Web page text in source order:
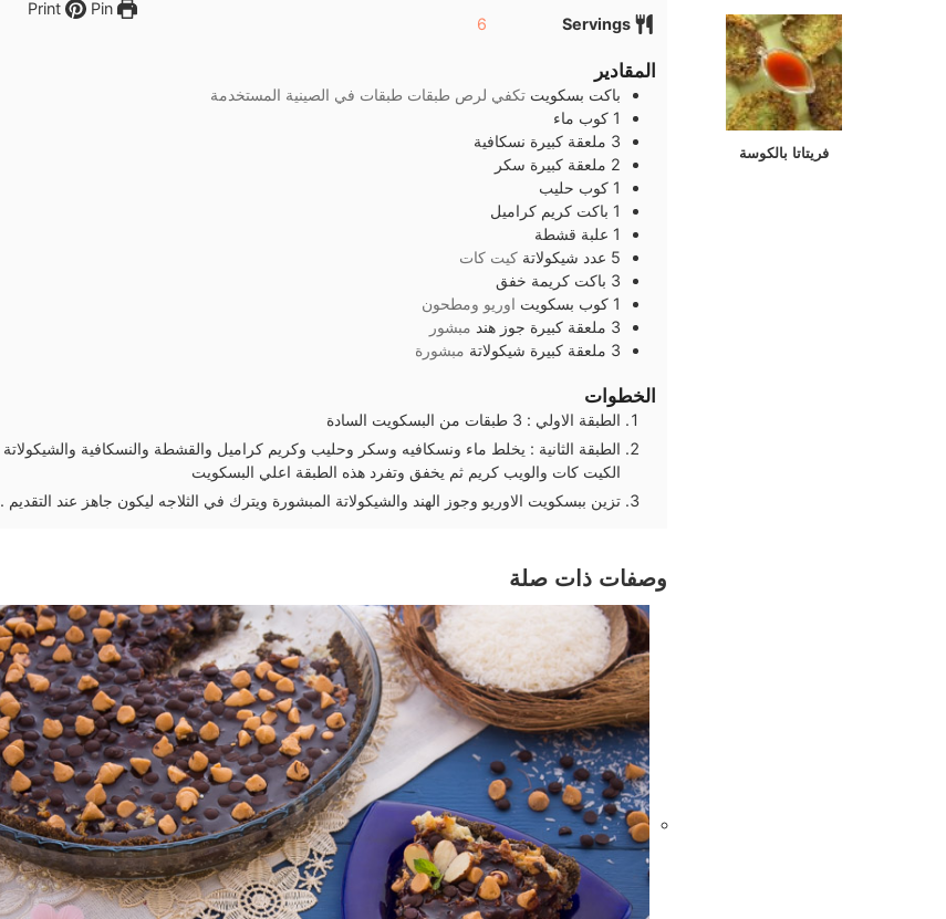
فريتاتا بالكوسة
Print
Pin
Servings
6
المقادير
باكت بسكويت تكفي لرص طبقات طبقات في الصينية المستخدمة
1 كوب ماء
3 ملعقة كبيرة نسكافية
2 ملعقة كبيرة سكر
1 كوب حليب
1 باكت كريم كراميل
1 علبة قشطة
5 عدد شيكولاتة كيت كات
3 باكت كريمة خفق
1 كوب بسكويت اوريو ومطحون
3 ملعقة كبيرة جوز هند مبشور
3 ملعقة كبيرة شيكولاتة مبشورة
الخطوات
الطبقة الاولي : 3 طبقات من البسكويت السادة
الطبقة الثانية : يخلط ماء ونسكافيه وسكر وحليب وكريم كراميل والقشطة والنسكافية والشيكولاتة
الكيت كات والويب كريم ثم يخفق وتفرد هذه الطبقة اعلي البسكويت
تزين ببسكويت الاوريو وجوز الهند والشيكولاتة المبشورة ويترك في الثلاجه ليكون جاهز عند التقديم .
وصفات ذات صلة